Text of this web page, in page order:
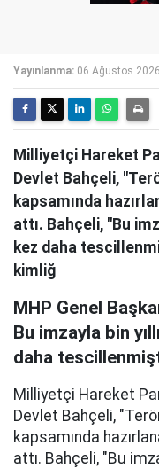
Yayınlanma: 06 Ağustos
Milliyetçi Hareket
Devlet Bahçeli,
kapsamında
attı. Bahçeli, "Bu
kez daha
kimliğ
MHP Genel
Bu imzayla bin
daha
Milliyetçi Hareket
Devlet Bahçeli,
kapsamında
attı. Bahçeli, "Bu